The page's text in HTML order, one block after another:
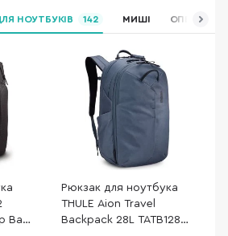
НОУТБУКІВ 142 МИШІ
Bag
Рюкзак для ноутбука
THULE Aion Travel
Backpack 28L TATB128